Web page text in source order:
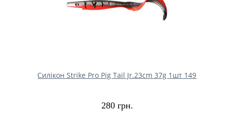
Силікон Strike Pro Pig Tail Jr.23cm 37g 1шт 149
280 грн.